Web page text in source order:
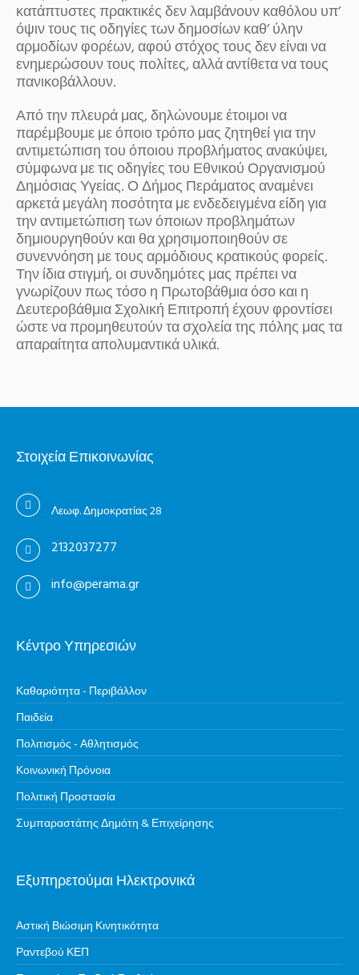
κατάπτυστες πρακτικές δεν λαμβάνουν καθόλου υπ’
όψιν τους τις οδηγίες των δημοσίων καθ’ ύλην
αρμοδίων φορέων, αφού στόχος τους δεν είναι να
ενημερώσουν τους πολίτες, αλλά αντίθετα να τους
πανικοβάλλουν.
Από την πλευρά μας, δηλώνουμε έτοιμοι να
παρέμβουμε με όποιο τρόπο μας ζητηθεί για την
αντιμετώπιση του όποιου προβλήματος ανακύψει,
σύμφωνα με τις οδηγίες του Εθνικού Οργανισμού
Δημόσιας Υγείας. Ο Δήμος Περάματος αναμένει
αρκετά μεγάλη ποσότητα με ενδεδειγμένα είδη για
την αντιμετώπιση των όποιων προβλημάτων
δημιουργηθούν και θα χρησιμοποιηθούν σε
συνεννόηση με τους αρμόδιους κρατικούς φορείς.
Την ίδια στιγμή, οι συνδημότες μας πρέπει να
γνωρίζουν πως τόσο η Πρωτοβάθμια όσο και η
Δευτεροβάθμια Σχολική Επιτροπή έχουν φροντίσει
ώστε να προμηθευτούν τα σχολεία της πόλης μας τα
απαραίτητα απολυμαντικά υλικά.
Στοιχεία Επικοινωνίας
Λεωφ. Δημοκρατίας 28
2132037277
info@perama.gr
Κέντρο Υπηρεσιών
Καθαριότητα - Περιβάλλον
Παιδεία
Πολιτισμός - Αθλητισμός
Κοινωνική Πρόνοια
Πολιτική Προστασία
Συμπαραστάτης Δημότη & Επιχείρησης
Εξυπηρετούμαι Ηλεκτρονικά
Αστική Βιώσιμη Κινητικότητα
Ραντεβού ΚΕΠ